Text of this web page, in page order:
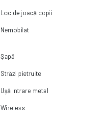
Loc de joacă copii
Nemobilat
Șapă
Străzi pietruite
Ușă intrare metal
Wireless